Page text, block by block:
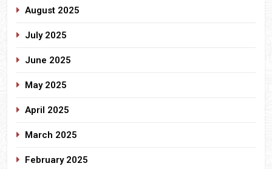
August 2025
July 2025
June 2025
May 2025
April 2025
March 2025
February 2025